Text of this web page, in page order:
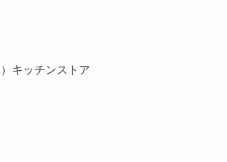
キッチンストア